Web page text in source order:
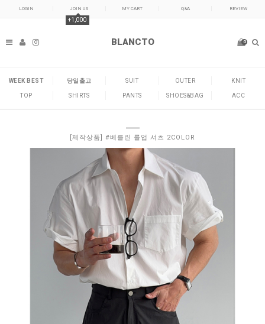
LOGIN JOIN US
+1,000
MY CART Q&A REVIEW
BLANCTO 0
WEEK BEST 당일출고 SUIT OUTER KNIT
TOP SHIRTS PANTS SHOES&BAG ACC
[제작상품] #베를린 롤업 셔츠 2COLOR